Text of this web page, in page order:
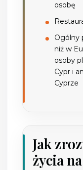
osobę
Ogólny
niż w
osoby
Cypr i
Cyprze
Jak
życia